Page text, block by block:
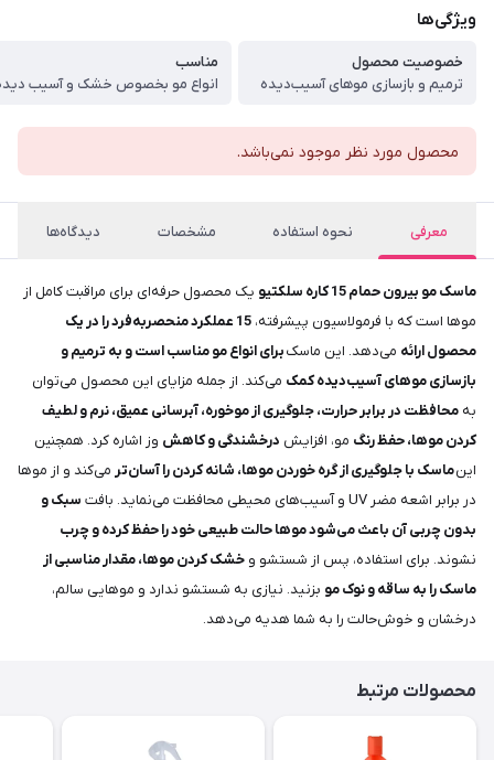
ویژگی‌ها
خصوصیت محصول
ترمیم و بازسازی موهای آسیب‌دیده
مناسب
انواع مو بخصوص خشک و آسیب
محصول مورد نظر موجود نمی‌باشد.
معرفی نحوه استفاده مشخصات دیدگاه‌ها
ماسک مو بیرون حمام 15 کاره سلکتیو
یک محصول حرفه‌ای برای مراقبت کامل از
موها است که با فرمولاسیون پیشرفته،
15 عملکرد منحصر‌به‌فرد را در یک
محصول ارائه می‌دهد. این ماسکبرای انواع مو مناسب است و به ترمیم و
بازسازی موهای آسیب‌دیده کمک می‌کند. از جمله مزایای این محصول می‌توان
به محافظت در برابر حرارت، جلوگیری از موخوره، آبرسانی عمیق، نرم و لطیف
کردن موها، حفظ رنگ مو، افزایش درخشندگی و کاهش وز اشاره کرد. همچنین
اینماسک با جلوگیری از گره خوردن موها، شانه کردن را آسان‌تر می‌کند و از موها
در برابر اشعه مضر UV و آسیب‌های محیطی محافظت می‌نماید. بافت
سبک و
بدون چربی آن باعث می‌شود موها حالت طبیعی خود را حفظ کرده و چرب
نشوند. برای استفاده، پس از شستشو و خشک کردن موها، مقدار مناسبی از
ماسک را به ساقه و نوک مو بزنید. نیازی به شستشو ندارد و موهایی سالم،
درخشان و خوش‌حالت را به شما هدیه می‌دهد.
محصولات مرتبط